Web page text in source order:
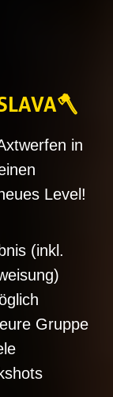
🪓
in
Level!
(inkl.
Gruppe